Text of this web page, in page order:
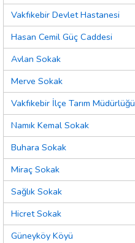
Vakfıkebir Devlet Hastanesi
Hasan Cemil Güç Caddesi
Avlan Sokak
Merve Sokak
Vakfıkebir İlçe Tarım Müdürlüğü
Namık Kemal Sokak
Buhara Sokak
Miraç Sokak
Sağlık Sokak
Hicret Sokak
Güneyköy Köyü